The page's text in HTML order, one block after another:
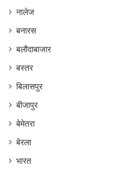
नालेज
बनारस
बलौदाबाजार
बस्तर
बिलासपुर
बीजापुर
बेमेतरा
बेरला
भारत